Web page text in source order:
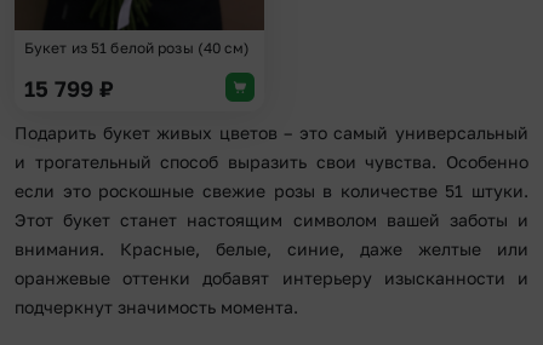
Букет из 51 белой розы (40 см)
15 799 ₽
Подарить букет живых цветов – это самый универсальный
и трогательный способ выразить свои чувства. Особенно
если это роскошные свежие розы в количестве 51 штуки.
Этот букет станет настоящим символом вашей заботы и
внимания. Красные, белые, синие, даже желтые или
оранжевые оттенки добавят интерьеру изысканности и
подчеркнут значимость момента.